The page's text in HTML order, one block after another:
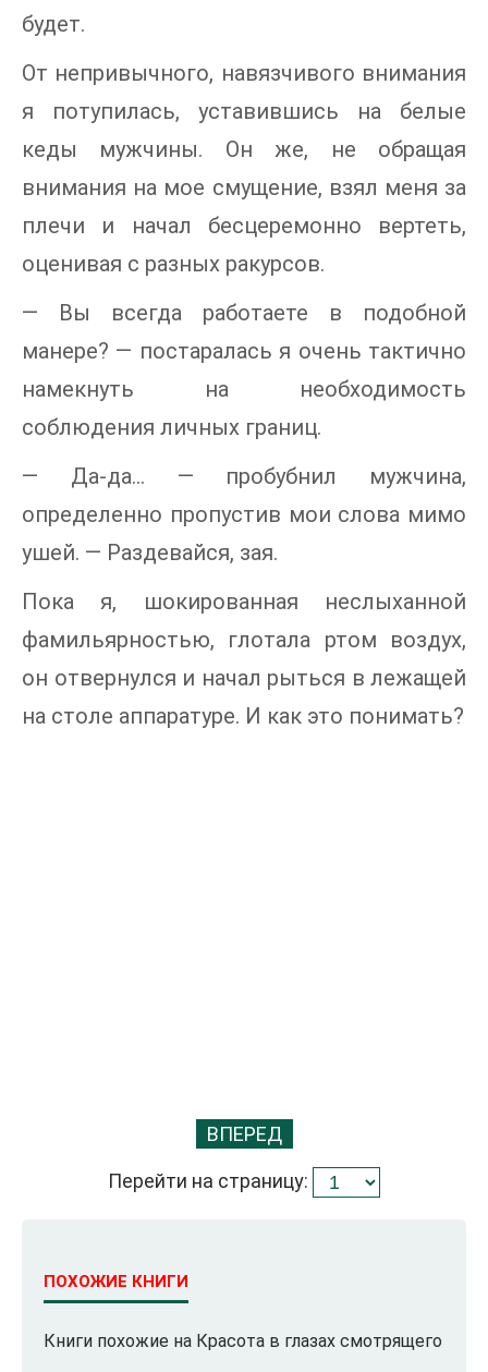
будет.
От непривычного, навязчивого внимания
я потупилась, уставившись на белые
кеды мужчины. Он же, не обращая
внимания на мое смущение, взял меня за
плечи и начал бесцеремонно вертеть,
оценивая с разных ракурсов.
— Вы всегда работаете в подобной
манере? — постаралась я очень тактично
намекнуть на необходимость
соблюдения личных границ.
— Да-да… — пробубнил мужчина,
определенно пропустив мои слова мимо
ушей. — Раздевайся, зая.
Пока я, шокированная неслыханной
фамильярностью, глотала ртом воздух,
он отвернулся и начал рыться в лежащей
на столе аппаратуре. И как это понимать?
ВПЕРЕД
Перейти на страницу:
ПОХОЖИЕ КНИГИ
Книги похожие на Красота в глазах смотрящего